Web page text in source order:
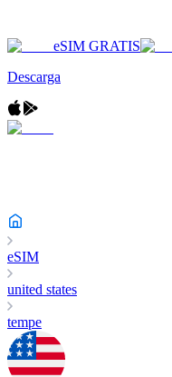
eSIM GRATIS
Descarga
eSIM
united states
tempe